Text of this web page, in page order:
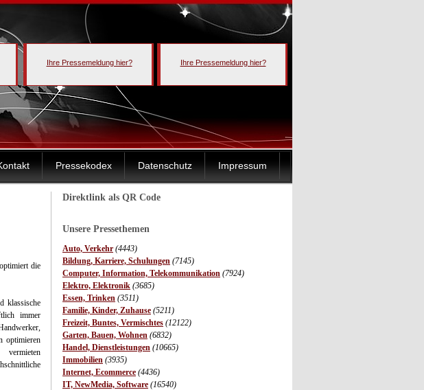
Ihre Pressemeldung hier? Ihre Pressemeldung hier?
Pressekodex Datenschutz Impressum
Direktlink als QR Code
Unsere Pressethemen
Auto, Verkehr (4443)
Bildung, Karriere, Schulungen (7145)
Computer, Information, Telekommunikation (7924)
Elektro, Elektronik (3685)
Essen, Trinken (3511)
Familie, Kinder, Zuhause (5211)
Freizeit, Buntes, Vermischtes (12122)
Garten, Bauen, Wohnen (6832)
Handel, Dienstleistungen (10665)
Immobilien (3935)
Internet, Ecommerce (4436)
IT, NewMedia, Software (16540)
die
klassische
immer
optimieren